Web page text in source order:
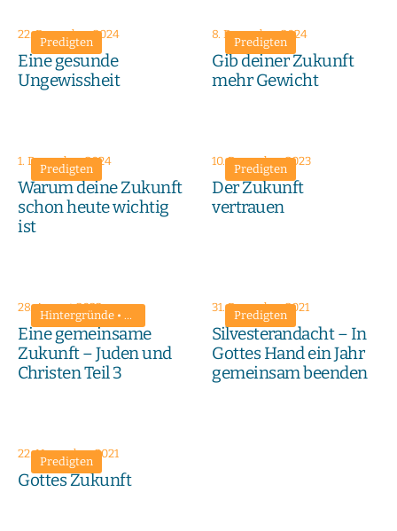
Predigten
22. Dezember 2024
Eine gesunde
Ungewissheit
Predigten
8. Dezember 2024
Gib deiner Zukunft
mehr Gewicht
Predigten
1. Dezember 2024
Warum deine Zukunft
schon heute wichtig
ist
Predigten
10. Dezember 2023
Der Zukunft
vertrauen
Hintergründe • Predigten
28. August 2022
Eine gemeinsame
Zukunft – Juden und
Christen Teil 3
Predigten
31. Dezember 2021
Silvesterandacht – In
Gottes Hand ein Jahr
gemeinsam beenden
Predigten
22. November 2021
Gottes Zukunft